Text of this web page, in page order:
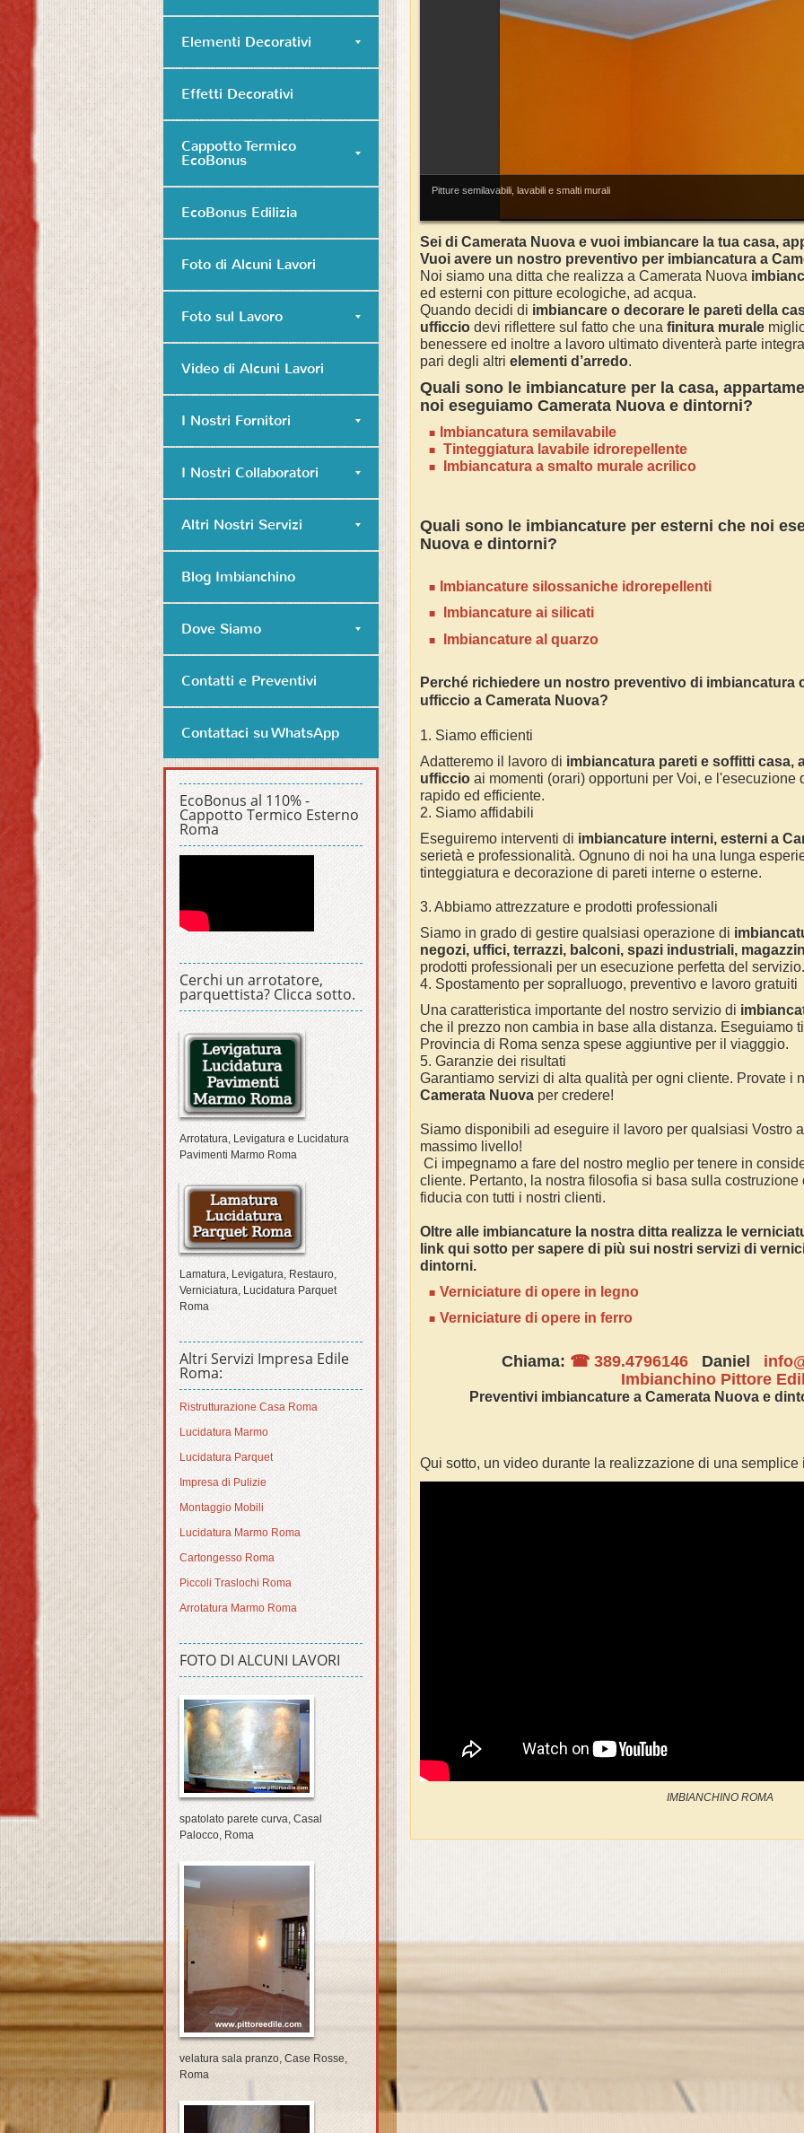
Pitture semilavabili, lavabili e smalti murali
Sei di Camerata Nuova e vuoi imbiancare la tua casa,
Vuoi avere un nostro preventivo per imbiancatura a
Noi siamo una ditta che realizza a Camerata Nuova
ed esterni con pitture ecologiche, ad acqua.
Quando decidi di imbiancare o decorare le pareti della
ufficcio devi riflettere sul fatto che una finitura murale
benessere ed inoltre a lavoro ultimato diventerà parte
pari degli altri elementi d’arredo.
Quali sono le imbiancature per la casa,
noi eseguiamo Camerata Nuova e dintorni?
Imbiancatura semilavabile
Tinteggiatura lavabile idrorepellente
Imbiancatura a smalto murale acrilico
Quali sono le imbiancature per esterni che noi
Nuova e dintorni?
mbiancature silossaniche idrorepellenti
Imbiancature ai silicati
Imbiancature al quarzo
Perché richiedere un nostro preventivo di imbiancatura
ufficcio a Camerata Nuova?
1. Siamo efficienti
Adatteremo il lavoro di imbiancatura pareti e soffitti casa,
ufficcio ai momenti (orari) opportuni per Voi, e l'esecuzione
rapido ed efficiente.
2. Siamo affidabili
Eseguiremo interventi di imbiancature interni, esterni a
serietà e professionalità. Ognuno di noi ha una lunga
tinteggiatura e decorazione di pareti interne o esterne.
3. Abbiamo attrezzature e prodotti professionali
Siamo in grado di gestire qualsiasi operazione di imbianc
negozi, uffici, terrazzi, balconi, spazi industriali,
prodotti professionali per un esecuzione perfetta del servizio.
4. Spostamento per sopralluogo, preventivo e lavoro gratuiti
Una caratteristica importante del nostro servizio di imbianc
che il prezzo non cambia in base alla distanza. Eseguiamo
Provincia di Roma senza spese aggiuntive per il viagggio.
5. Garanzie dei risultati
Garantiamo servizi di alta qualità per ogni cliente. Provate i
Camerata Nuova per credere!
Siamo disponibili ad eseguire il lavoro per qualsiasi Vostro
massimo livello!
Ci impegnamo a fare del nostro meglio per tenere in
cliente. Pertanto, la nostra filosofia si basa sulla
fiducia con tutti i nostri clienti.
Oltre alle imbiancature la nostra ditta realizza le
link qui sotto per sapere di più sui nostri servizi di
dintorni.
Verniciature di opere in legno
Verniciature di opere in ferro
Chiama: ☎ 389.4796146Daniel
Imbianchino Pittore
Preventivi imbiancature a Camerata Nuovae
Qui sotto, un video durante la realizzazione di una semplice
IMBIANCHINO ROMA
Elementi Decorativi
Effetti Decorativi
Cappotto Termico
EcoBonus
EcoBonus Edilizia
Foto di Alcuni Lavori
Foto sul Lavoro
Video di Alcuni Lavori
I Nostri Fornitori
I Nostri Collaboratori
Altri Nostri Servizi
Blog Imbianchino
Dove Siamo
Contatti e Preventivi
Contattaci su WhatsApp
EcoBonus al 110% -
Cappotto Termico Esterno
Roma
Cerchi un arrotatore,
parquettista? Clicca sotto.
Arrotatura, Levigatura e Lucidatura
Pavimenti Marmo Roma
Lamatura, Levigatura, Restauro,
Verniciatura, Lucidatura Parquet
Roma
Altri Servizi Impresa Edile
Roma:
Ristrutturazione Casa Roma
Lucidatura Marmo
Lucidatura Parquet
Impresa di Pulizie
Montaggio Mobili
Lucidatura Marmo Roma
Cartongesso Roma
Piccoli Traslochi Roma
Arrotatura Marmo Roma
FOTO DI ALCUNI LAVORI
spatolato parete curva, Casal
Palocco, Roma
velatura sala pranzo, Case Rosse,
Roma